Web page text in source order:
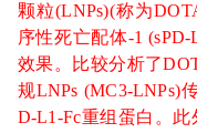
颗粒(LNPs)(称为
序性死亡配体-1
效果。比较分析了
规LNPs (MC3-LNPs)
D-L1-Fc重组蛋白。